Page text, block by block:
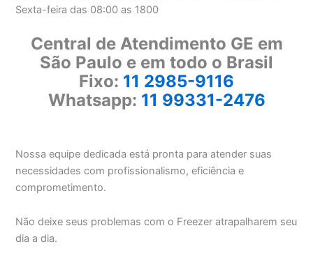
Sexta-feira das 08:00 as 1800
Central de Atendimento GE em
São Paulo e em todo o Brasil
Fixo: 11 2985-9116
Whatsapp: 11 99331-2476
Nossa equipe dedicada está pronta para atender suas
necessidades com profissionalismo, eficiência e
comprometimento.
Não deixe seus problemas com o Freezer atrapalharem seu
dia a dia.